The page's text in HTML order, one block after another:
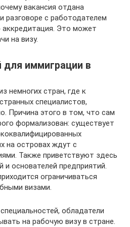
вакансия отдана
разговоре с работодателем
аккредитация. Это может
на визу.
для иммиграции в
немногих стран, где к
специалистов,
Причина этого в том, что сам
формализован: существует
на островах ждут с
Также приветствуют здесь
и основателей предприятий.
ограничиваться
визами.
обладатели
на рабочую визу в стране.